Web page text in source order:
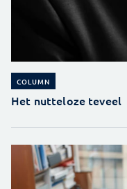
COLUMN
Het nutteloze teveel